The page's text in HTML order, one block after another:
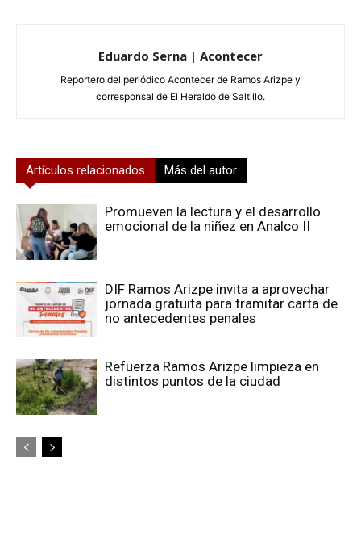
Eduardo Serna | Acontecer
Reportero del periódico Acontecer de Ramos Arizpe y
corresponsal de El Heraldo de Saltillo.
Artículos relacionados Más del autor
Promueven la lectura y el desarrollo
emocional de la niñez en Analco II
DIF Ramos Arizpe invita a aprovechar
jornada gratuita para tramitar carta de
no antecedentes penales
Refuerza Ramos Arizpe limpieza en
distintos puntos de la ciudad